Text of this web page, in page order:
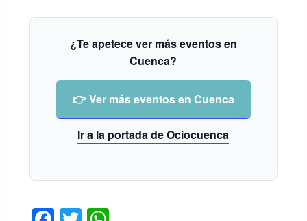
¿Te apetece ver más eventos en
Cuenca?
👉 Ver más eventos en Cuenca
Ir a la portada de Ociocuenca